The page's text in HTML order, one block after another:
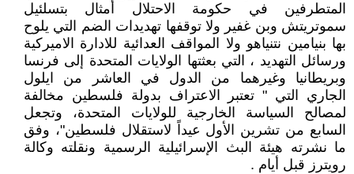
المتطرفين في حكومة الاحتلال أمثال بتسلئيل
سموتريتش وبن غفير ولا توقفها تهديدات الضم التي يلوح
بها بنيامين نتنياهو ولا المواقف العدائية للادارة الاميركية
ورسائل التهديد ، التي بعثتها الولايات المتحدة إلى فرنسا
وبريطانيا وغيرهما من الدول في العاشر من ايلول
الجاري التي " تعتبر الاعتراف بدولة فلسطين مخالفة
لمصالح السياسة الخارجية للولايات المتحدة، وتجعل
السابع من تشرين الأول عيداً لاستقلال فلسطين"، وفق
ما نشرته هيئة البث الإسرائيلية الرسمية ونقلته وكالة
رويترز قبل أيام .